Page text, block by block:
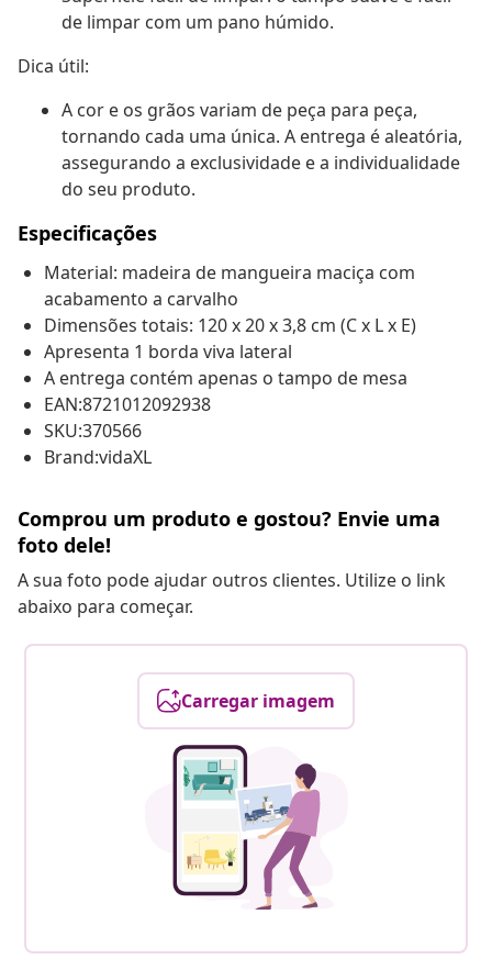
de limpar com um pano húmido.
Dica útil:
A cor e os grãos variam de peça para peça,
tornando cada uma única. A entrega é aleatória,
assegurando a exclusividade e a individualidade
do seu produto.
Especificações
Material: madeira de mangueira maciça com
acabamento a carvalho
Dimensões totais: 120 x 20 x 3,8 cm (C x L x E)
Apresenta 1 borda viva lateral
A entrega contém apenas o tampo de mesa
EAN:8721012092938
SKU:370566
Brand:vidaXL
Comprou um produto e gostou? Envie uma
foto dele!
A sua foto pode ajudar outros clientes. Utilize o link
abaixo para começar.
Carregar imagem